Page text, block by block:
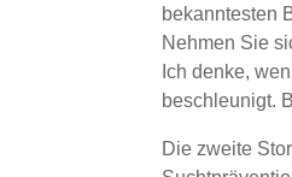
bekanntesten
Nehmen Sie
Ich denke,
beschleunigt.
Die zweite